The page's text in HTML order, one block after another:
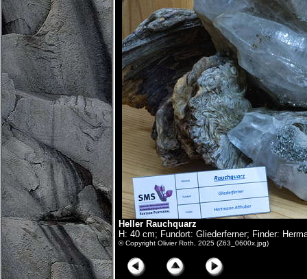
Heller Rauchquarz
H: 40 cm; Fundort: Gliederferner; Finder:
© Copyright Olivier Roth, 2025 (Z63_0600x.jpg)